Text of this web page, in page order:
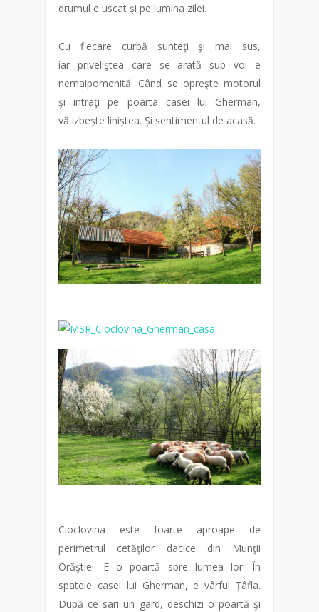
drumul e uscat şi pe lumina zilei.
Cu fiecare curbă sunteţi şi mai sus,
iar priveliştea care se arată sub voi e
nemaipomenită. Când se opreşte motorul
şi intraţi pe poarta casei lui Gherman,
vă izbeşte liniştea. Şi sentimentul de acasă.
Cioclovina este foarte aproape de
perimetrul cetăţilor dacice din Munţii
Orăştiei. E o poartă spre lumea lor. În
spatele casei lui Gherman, e vârful Ţâfla.
După ce sari un gard, deschizi o poartă şi